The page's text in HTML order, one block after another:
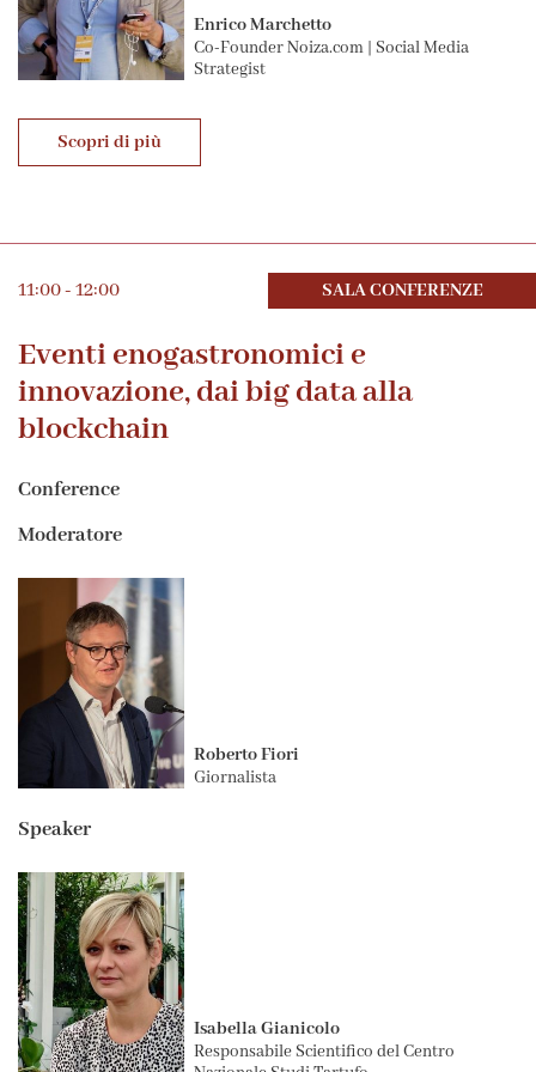
Enrico Marchetto
Co-Founder Noiza.com | Social Media
Strategist
Scopri di più
SALA CONFERENZE
11:00 - 12:00
Eventi enogastronomici e
innovazione, dai big data alla
blockchain
Conference
Moderatore
Roberto Fiori
Giornalista
Speaker
Isabella Gianicolo
Responsabile Scientifico del Centro